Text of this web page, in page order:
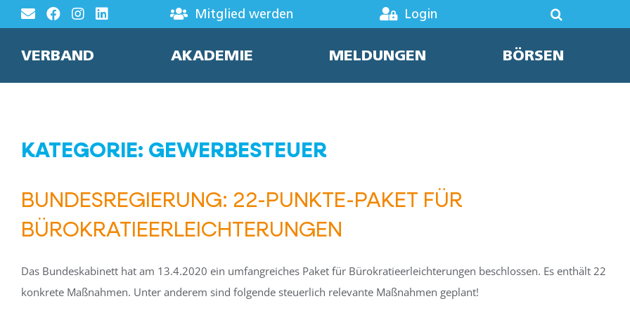
Zum
Inhalt
springen
Mitglied werden Login
VERBAND AKADEMIE MELDUNGEN BÖRSEN
KATEGORIE: GEWERBESTEUER
BUNDESREGIERUNG: 22-PUNKTE-PAKET FÜR
BÜROKRATIEERLEICHTERUNGEN
Das Bundeskabinett hat am 13.4.2020 ein umfangreiches Paket für Bürokratieerleichterungen beschlossen. Es enthält 22
konkrete Maßnahmen. Unter anderem sind folgende steuerlich relevante Maßnahmen geplant!